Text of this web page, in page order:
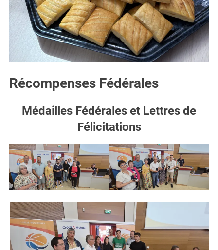
Récompenses Fédérales
Médailles Fédérales et Lettres de
Félicitations